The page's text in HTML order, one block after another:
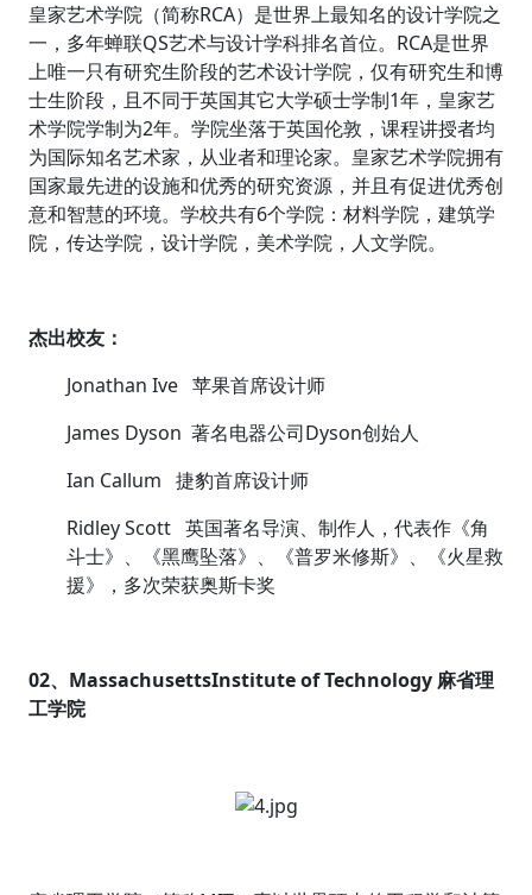
皇家艺术学院（简称RCA）是世界上最知名的设计学院之
一，多年蝉联QS艺术与设计学科排名首位。RCA是世界
上唯一只有研究生阶段的艺术设计学院，仅有研究生和博
士生阶段，且不同于英国其它大学硕士学制1年，皇家艺
术学院学制为2年。学院坐落于英国伦敦，课程讲授者均
为国际知名艺术家，从业者和理论家。皇家艺术学院拥有
国家最先进的设施和优秀的研究资源，并且有促进优秀创
意和智慧的环境。学校共有6个学院：材料学院，建筑学
院，传达学院，设计学院，美术学院，人文学院。
杰出校友：
Jonathan Ive 苹果首席设计师
James Dyson 著名电器公司Dyson创始人
Ian Callum 捷豹首席设计师
Ridley Scott 英国著名导演、制作人，代表作《角
斗士》、《黑鹰坠落》、《普罗米修斯》、《火星救
援》，多次荣获奥斯卡奖
02、MassachusettsInstitute of Technology 麻省理
工学院